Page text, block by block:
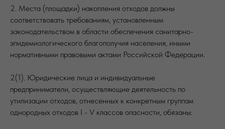
2. Места (площадки) накопления отходов должны
соответствовать требованиям, установленным
законодательством в области обеспечения санитарно-
эпидемиологического благополучия населения, иными
нормативными правовыми актами Российской Федерации.
2(1). Юридические лица и индивидуальные
предприниматели, осуществляющие деятельность по
утилизации отходов, отнесенных к конкретным группам
однородных отходов I - V классов опасности, обязаны: